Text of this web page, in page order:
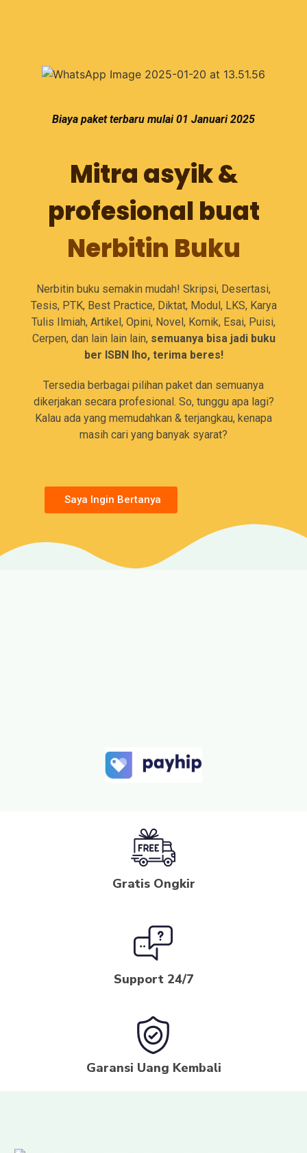
Biaya paket terbaru mulai 01 Januari 2025
Mitra asyik &
profesional buat
Nerbitin Buku
Nerbitin buku semakin mudah! Skripsi, Desertasi,
Tesis, PTK, Best Practice, Diktat, Modul, LKS, Karya
Tulis Ilmiah, Artikel, Opini, Novel, Komik, Esai, Puisi,
Cerpen, dan lain lain lain,semuanya bisa jadi buku
ber ISBN lho, terima beres!
Tersedia berbagai pilihan paket dan semuanya
dikerjakan secara profesional. So, tunggu apa lagi?
Kalau ada yang memudahkan & terjangkau, kenapa
masih cari yang banyak syarat?
Saya Ingin Bertanya
Gratis Ongkir
Support 24/7
Garansi Uang Kembali